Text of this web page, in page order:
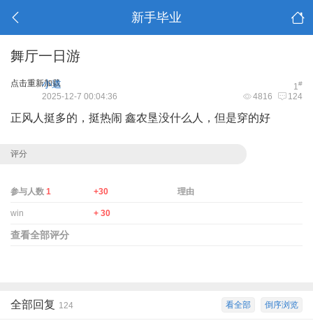
新手毕业
舞厅一日游
点击重新加载 1#
小道
4816 124
2025-12-7 00:04:36
正风人挺多的，挺热闹 鑫农垦没什么人，但是穿的好
评分
参与人数 1 +30 理由
win + 30
查看全部评分
倒序浏览
看全部
全部回复 124